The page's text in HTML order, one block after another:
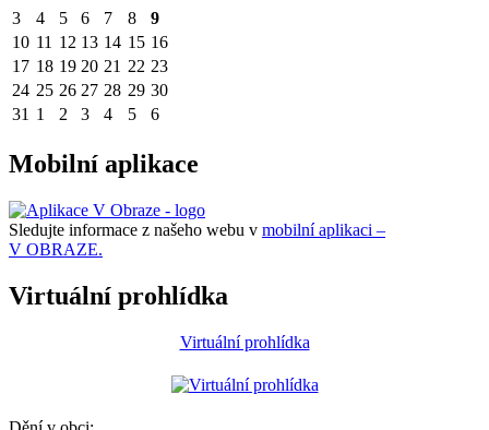
3
4 5 6 7 8
9
10 11 12 13 14 15 16
17 18 19 20 21 22 23
24 25 26 27 28 29 30
31 1 2 3 4 5 6
Mobilní aplikace
Sledujte informace z našeho webu v mobilní aplikaci –
V OBRAZE.
Virtuální prohlídka
Virtuální prohlídka